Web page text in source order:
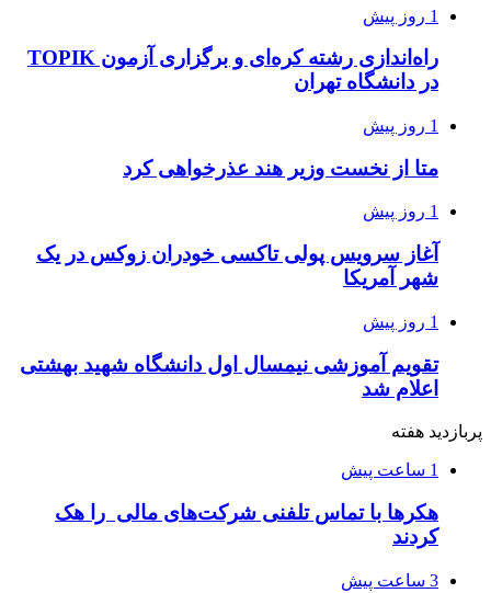
1 روز پیش
راه‌اندازی رشته کره‌ای و برگزاری آزمون TOPIK
در دانشگاه تهران
1 روز پیش
متا از نخست وزیر هند عذرخواهی کرد
1 روز پیش
آغاز سرویس پولی تاکسی خودران زوکس در یک
شهر آمریکا
1 روز پیش
تقویم آموزشی نیمسال اول دانشگاه شهید بهشتی
اعلام شد
پربازدید هفته
1 ساعت پیش
هکرها با تماس تلفنی شرکت‌های مالی را هک
کردند
3 ساعت پیش